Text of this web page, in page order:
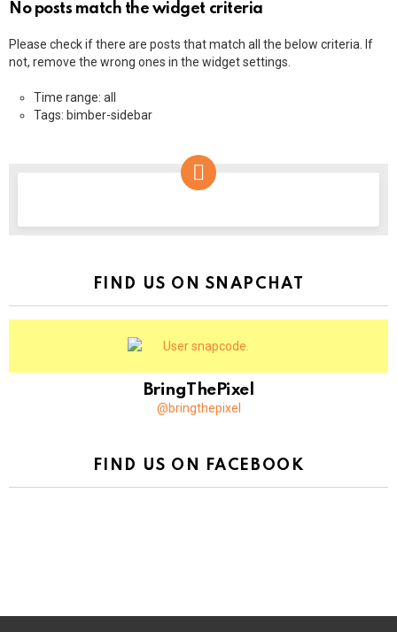
No posts match the widget criteria
Please check if there are posts that match all the below criteria. If
not, remove the wrong ones in the widget settings.
Time range: all
Tags: bimber-sidebar
FIND US ON SNAPCHAT
BringThePixel
@bringthepixel
FIND US ON FACEBOOK